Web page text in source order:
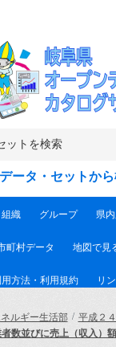
ータ・セットか
組織 グループ 県
町村データ 地図で見
方法・利用規約 リ
ルギー生活部 平成２
数並びに売上（収入）額